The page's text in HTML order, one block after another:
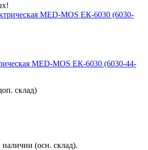
MED-MOS ЕК-6030 (6030-44-
склад)
(осн. склад).